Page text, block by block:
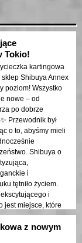
Tokio!
kartingowa
Shibuya Annex
poziom! Wszystko
nowe – od
po dobrze
Przewodnik był
o to, abyśmy mieli
Shibuya o
i
tętniło życiem.
i
jest miejsce, które
z nowym